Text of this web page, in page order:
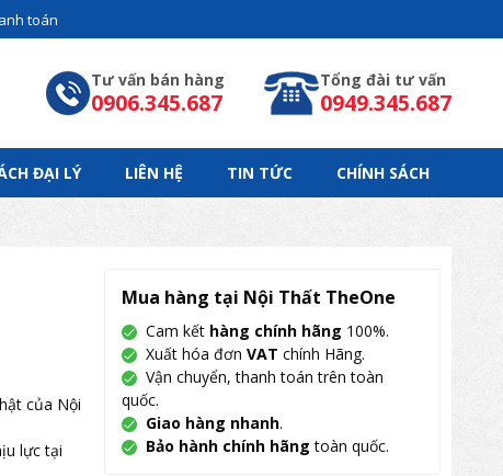
toán
Tư vấn bán hàng
0906.345.687
Tổng đài tư vấn
0949.345.687
ĐẠI LÝ LIÊN HỆ TIN TỨC
CHÍNH SÁCH
của Nội
lực tại
Mua hàng tại Nội Thất TheOne
Cam kết hàng chính hãng 100%.
Xuất hóa đơn VAT chính Hãng.
Vận chuyển, thanh toán trên toàn
quốc.
Giao hàng nhanh.
Bảo hành chính hãng toàn quốc.